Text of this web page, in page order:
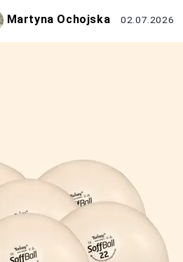
Martyna Ochojska 02.07.2026